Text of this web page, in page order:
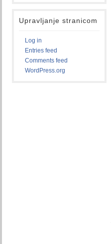
Upravljanje stranicom
Log in
Entries feed
Comments feed
WordPress.org